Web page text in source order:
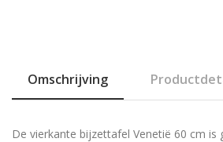
Omschrijving
De vierkante bijzettafel Venetië 60 cm is